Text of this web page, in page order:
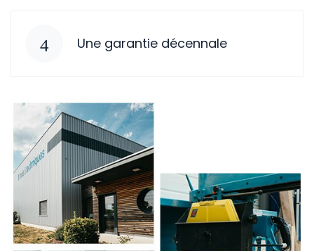
Une garantie décennale